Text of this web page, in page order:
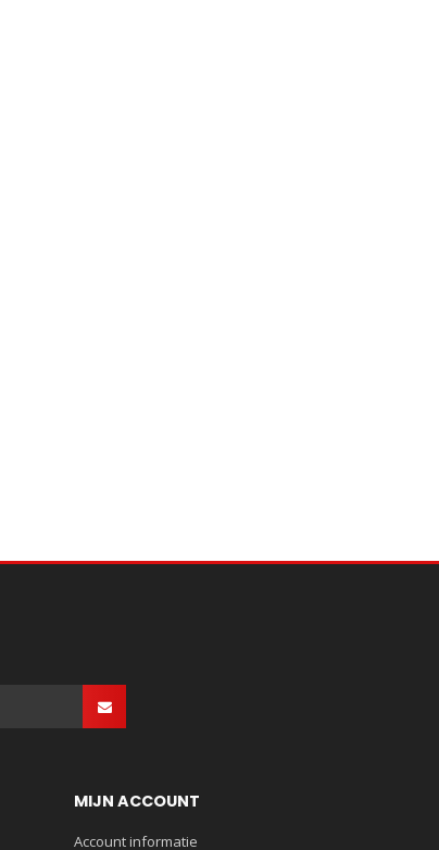
MIJN ACCOUNT
Account informatie